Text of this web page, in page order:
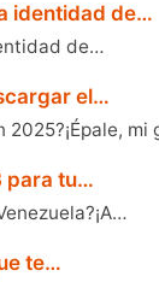
identidad de…
de…
el…
2025?¡Épale,
para tu…
te…